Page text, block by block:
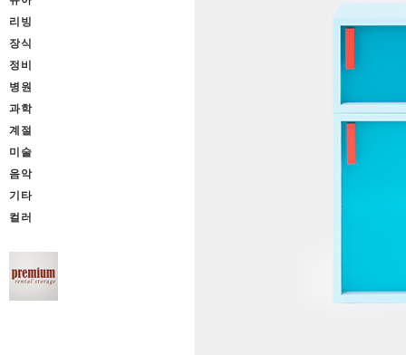
리빙
장식
정비
병원
과학
계절
미술
음악
기타
컬러